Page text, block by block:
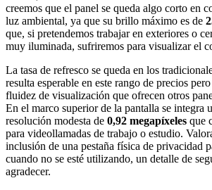
creemos que el panel se queda algo corto en
luz ambiental, ya que su brillo máximo es de
que, si pretendemos trabajar en exteriores o
muy iluminada, sufriremos para visualizar el
La tasa de refresco se queda en los
resulta esperable en este rango de precios
fluidez de visualización que ofrecen otros
En el marco superior de la pantalla se integra
resolución modesta de 0,92 megapíxeles que
para videollamadas de trabajo o estudio.
inclusión de una pestaña física de privacidad
cuando no se esté utilizando, un detalle de
agradecer.